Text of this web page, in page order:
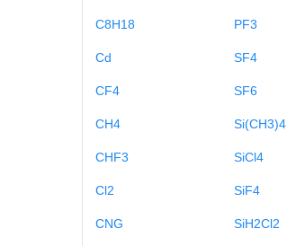
C8H18
Cd
CF4
CH4
CHF3
Cl2
CNG
PF3
SF4
SF6
Si(CH3)4
SiCl4
SiF4
SiH2Cl2